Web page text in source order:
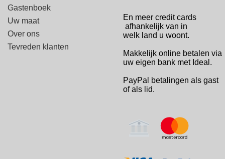
Gastenboek
Uw maat
Over ons
Tevreden klanten
En meer credit cards
afhankelijk van in
welk land u woont.
Makkelijk online betalen via
uw eigen bank met Ideal.
PayPal betalingen als gast
of als lid.